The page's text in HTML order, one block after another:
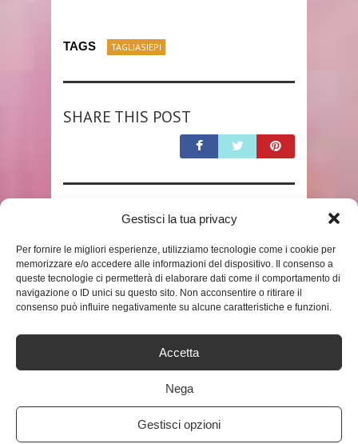
Gestisci la tua privacy
Per fornire le migliori esperienze, utilizziamo tecnologie come i cookie per
memorizzare e/o accedere alle informazioni del dispositivo. Il consenso a
queste tecnologie ci permetterà di elaborare dati come il comportamento di
navigazione o ID unici su questo sito. Non acconsentire o ritirare il
consenso può influire negativamente su alcune caratteristiche e funzioni.
Accetta
Nega
Gestisci opzioni
TAGS TAGLIASIEPI
SHARE THIS POST
RELATED POSTS
SHOP
TAGLIASIEPI ELETTRICO,